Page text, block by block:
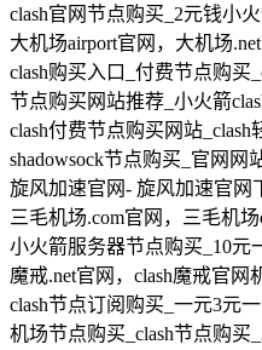
clash官网节点购买_2元钱小
大机场airport官网，大机场
clash购买入口_付费节点购买
节点购买网站推荐_小火箭
clash付费节点购买网站
shadowsock节点购买_官网网
旋风加速官网- 旋风加速官网
三毛机场.com官网，三毛机
小火箭服务器节点购买_10元
魔戒.net官网，clash魔戒官
clash节点订阅购买_一元3元
机场节点购买_clash节点购买